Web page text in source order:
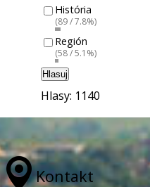
História
(89 / 7.8%)
Región
(58 / 5.1%)
Hlasuj
Hlasy: 1140
Kontakt